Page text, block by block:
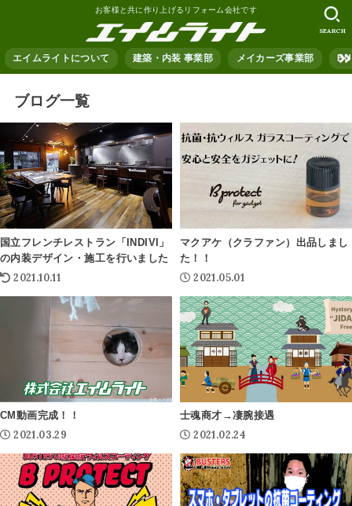
お客様と共に作り上げるリフォーム会社です
エイムライトについて 建築・内装 事業部 メイカーズ事業部
SEARCH
ブログ一覧
国立フレンチレストラン「INDIVI」
の内装デザイン・施工を行いました
2021.10.11
マクアケ（クラファン）出品しまし
た！！
2021.05.01
CM動画完成！！
2021.03.29
士魂商才→凄腕接遇
2021.02.24